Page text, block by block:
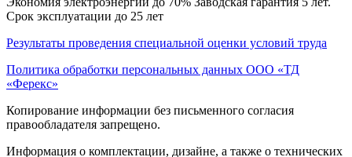
Срок эксплуатации до 25 лет
Результаты проведения специальной оценки условий труда
Политика обработки персональных данных ООО «ТД
«Ферекс»
Копирование информации без письменного согласия
правообладателя запрещено.
Информация о комплектации, дизайне, а также о технических